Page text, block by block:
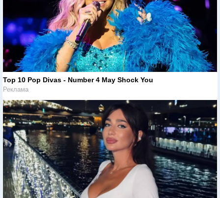
Top 10 Pop Divas - Number 4 May Shock You
Реклама